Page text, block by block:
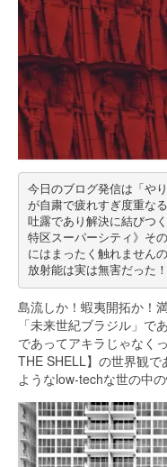
今日のブログ発信は「や
が自粛で疲れすぎ度重な
吐露であり解決に結びつ
特区スーパーシティ》そ
にはまったく触れません
放射能は実は無害だった
島流しか！蝦夷開拓か！
「未来世紀ブラジル」で
であってアキラじゃなく
THE SHELL】の世界観
ようなlow-techな世の中